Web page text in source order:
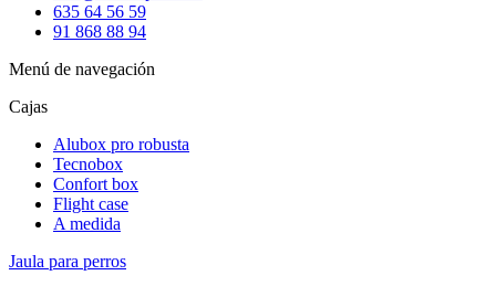
635 64 56 59
91 868 88 94
Menú de navegación
Cajas
Alubox pro robusta
Tecnobox
Confort box
Flight case
A medida
Jaula para perros